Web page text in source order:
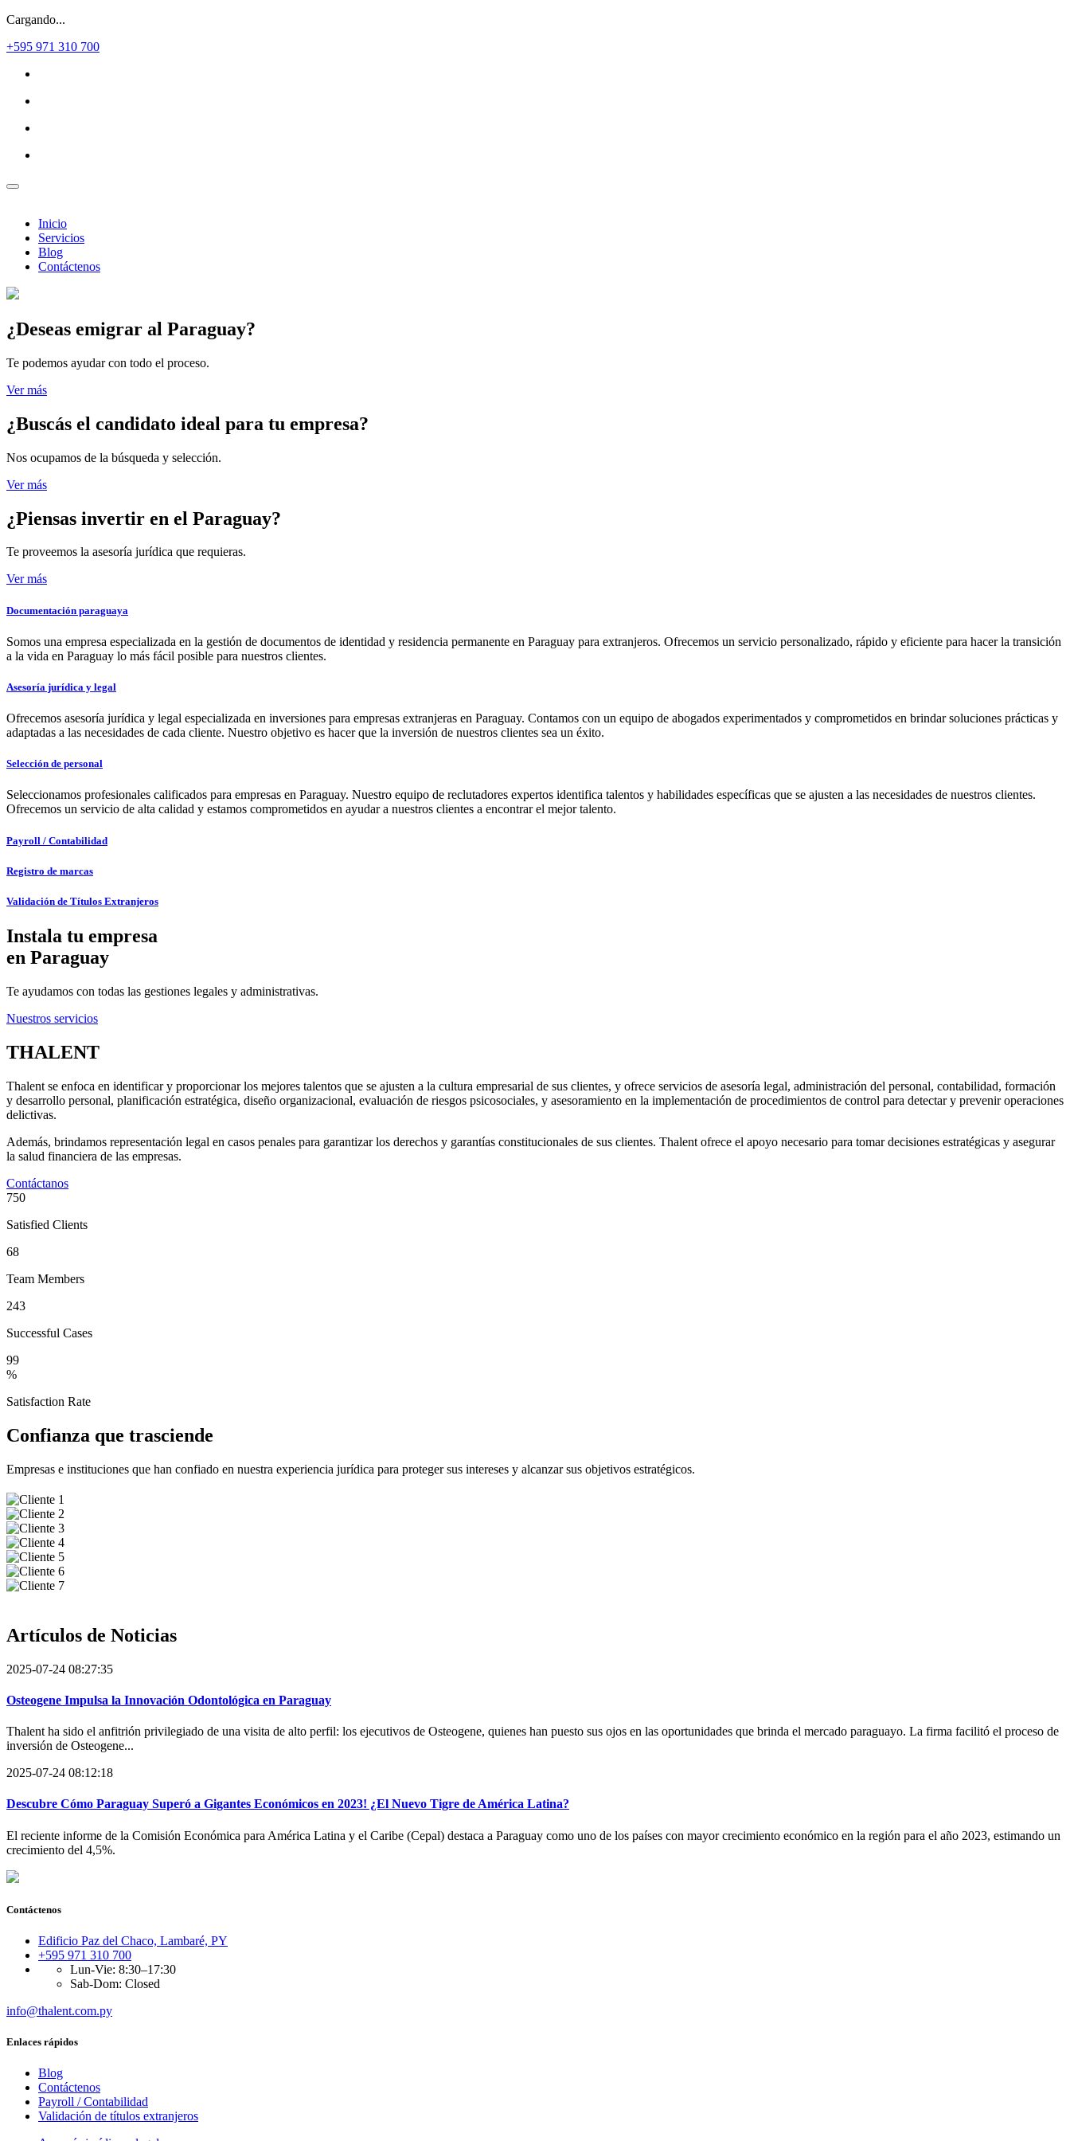
Cargando...
+595 971 310 700
Inicio
Servicios
Blog
Contáctenos
¿Deseas emigrar al Paraguay?
Te podemos ayudar con todo el proceso.
Ver más
¿Buscás el candidato ideal para tu empresa?
Nos ocupamos de la búsqueda y selección.
Ver más
¿Piensas invertir en el Paraguay?
Te proveemos la asesoría jurídica que requieras.
Ver más
Documentación paraguaya
Somos una empresa especializada en la gestión de documentos de identidad y residencia permanente en Paraguay para extranjeros. Ofrecemos un servicio personalizado, rápido y eficiente para hacer la transición
a la vida en Paraguay lo más fácil posible para nuestros clientes.
Asesoría jurídica y legal
Ofrecemos asesoría jurídica y legal especializada en inversiones para empresas extranjeras en Paraguay. Contamos con un equipo de abogados experimentados y comprometidos en brindar soluciones prácticas y
adaptadas a las necesidades de cada cliente. Nuestro objetivo es hacer que la inversión de nuestros clientes sea un éxito.
Selección de personal
Seleccionamos profesionales calificados para empresas en Paraguay. Nuestro equipo de reclutadores expertos identifica talentos y habilidades específicas que se ajusten a las necesidades de nuestros clientes.
Ofrecemos un servicio de alta calidad y estamos comprometidos en ayudar a nuestros clientes a encontrar el mejor talento.
Payroll / Contabilidad
Registro de marcas
Validación de Títulos Extranjeros
Instala tu empresa
en Paraguay
Te ayudamos con todas las gestiones legales y administrativas.
Nuestros servicios
THALENT
Thalent se enfoca en identificar y proporcionar los mejores talentos que se ajusten a la cultura empresarial de sus clientes, y ofrece servicios de asesoría legal, administración del personal, contabilidad, formación
y desarrollo personal, planificación estratégica, diseño organizacional, evaluación de riesgos psicosociales, y asesoramiento en la implementación de procedimientos de control para detectar y prevenir operaciones
delictivas.
Además, brindamos representación legal en casos penales para garantizar los derechos y garantías constitucionales de sus clientes. Thalent ofrece el apoyo necesario para tomar decisiones estratégicas y asegurar
la salud financiera de las empresas.
Contáctanos
750
Satisfied Clients
68
Team Members
243
Successful Cases
99
%
Satisfaction Rate
Confianza que trasciende
Empresas e instituciones que han confiado en nuestra experiencia jurídica para proteger sus intereses y alcanzar sus objetivos estratégicos.
Artículos de Noticias
2025-07-24 08:27:35
Osteogene Impulsa la Innovación Odontológica en Paraguay
Thalent ha sido el anfitrión privilegiado de una visita de alto perfil: los ejecutivos de Osteogene, quienes han puesto sus ojos en las oportunidades que brinda el mercado paraguayo. La firma facilitó el proceso de
inversión de Osteogene...
2025-07-24 08:12:18
Descubre Cómo Paraguay Superó a Gigantes Económicos en 2023! ¿El Nuevo Tigre de América Latina?
El reciente informe de la Comisión Económica para América Latina y el Caribe (Cepal) destaca a Paraguay como uno de los países con mayor crecimiento económico en la región para el año 2023, estimando un
crecimiento del 4,5%.
Contáctenos
Edificio Paz del Chaco, Lambaré, PY
+595 971 310 700
Lun-Vie: 8:30–17:30
Sab-Dom: Closed
info@thalent.com.py
Enlaces rápidos
Blog
Contáctenos
Payroll / Contabilidad
Validación de títulos extranjeros